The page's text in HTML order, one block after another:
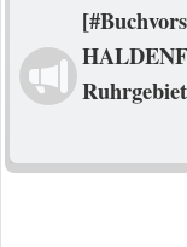
Ruhrgebiet